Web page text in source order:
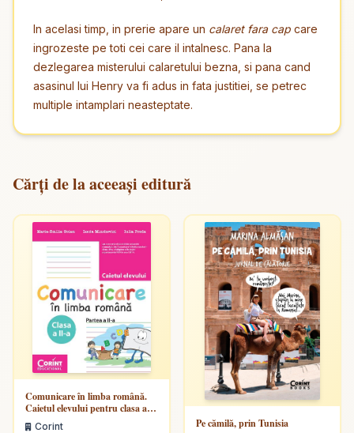
In acelasi timp, in prerie apare un calaret fara cap care
ingrozeste pe toti cei care il intalnesc. Pana la
dezlegarea misterului calaretului bezna, si pana cand
asasinul lui Henry va fi adus in fata justitiei, se petrec
multiple intamplari neasteptate.
Cărți de la aceeași editură
Comunicare în limba română.
Caietul elevului pentru clasa a
II-a. Partea a II-a
Corint Pe cămilă, prin Tunisia